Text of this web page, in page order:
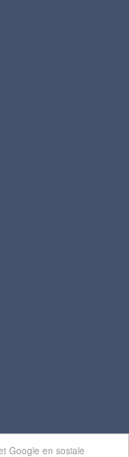
Google en sosiale